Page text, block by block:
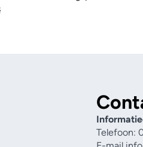
Telefoon: